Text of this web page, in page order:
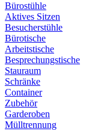
Bürostühle
Aktives Sitzen
Besucherstühle
Bürotische
Arbeitstische
Besprechungstische
Stauraum
Schränke
Container
Zubehör
Garderoben
Mülltrennung